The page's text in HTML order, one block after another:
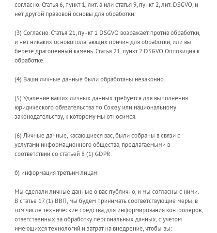
согласно. Статья 6, пункт 1, лит. a или статья 9, пункт 2, лит. DSGVO, и
нет другой правовой основы для обработки.
(3) Согласно. Статья 21, пункт 1 DSGVO возражает против обработки,
и нет никаких основополагающих причин для обработки, или вы
берете драгоценный камень. Статья 21, пункт 2 DSGVO Оппозиция к
обработке.
(4) Ваши личные данные были обработаны незаконно.
(5) Удаление ваших личных данных требуется для выполнения
юридического обязательства по Союзу или национальному
законодательству, к которому мы относимся.
(6) Личные данные, касающиеся вас, были собраны в связи с
услугами информационного общества, предлагаемыми в
соответствии со статьей 8 (1) GDPR.
б) информация третьим лицам
Мы сделали личные данные о вас публично, и мы согласны с ними.
В статье 17 (1) ВВП, мы будем принимать соответствующие меры, в
том числе технические средства, для информирования контролеров,
ответственных за обработку персональных данных, с учетом
имеющихся технологий и затрат на внедрение, чтобы вы: